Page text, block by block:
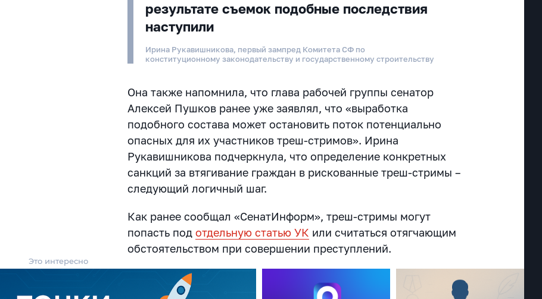
результате съемок подобные последствия
наступили
Ирина Рукавишникова, первый зампред Комитета СФ по
конституционному законодательству и государственному строительству
Она также напомнила, что глава рабочей группы сенатор
Алексей Пушков ранее уже заявлял, что «выработка
подобного состава может остановить поток потенциально
опасных для их участников треш-стримов». Ирина
Рукавишникова подчеркнула, что определение конкретных
санкций за втягивание граждан в рискованные треш-стримы –
следующий логичный шаг.
Как ранее сообщал «СенатИнформ», треш-стримы могут
попасть подотдельную статью УК или считаться отягчающим
обстоятельством при совершении преступлений.
Это интересно